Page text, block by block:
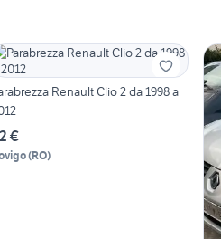
Renault Clio 2 da 1998 a
€
(RO)